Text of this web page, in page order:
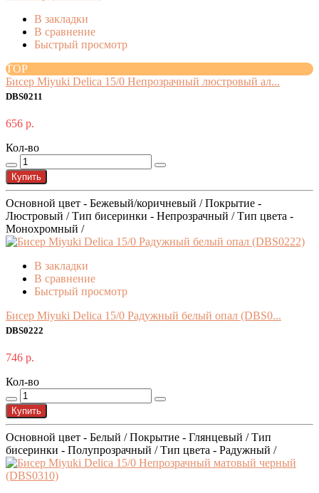
В закладки
В сравнение
Быстрый просмотр
TOP
Бисер Miyuki Delica 15/0 Непрозрачный люстровый ал...
DBS0211
656 р.
Кол-во
Купить
Основной цвет - Бежевый/коричневый / Покрытие -
Люстровый / Тип бисеринки - Непрозрачный / Тип цвета -
Монохромный /
В закладки
В сравнение
Быстрый просмотр
Бисер Miyuki Delica 15/0 Радужный белый опал (DBS0...
DBS0222
746 р.
Кол-во
Купить
Основной цвет - Белый / Покрытие - Глянцевый / Тип
бисеринки - Полупрозрачный / Тип цвета - Радужный /